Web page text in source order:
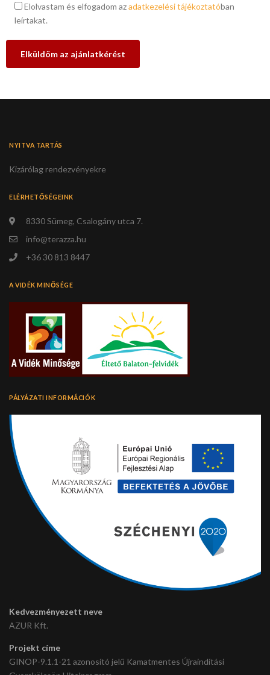
Elolvastam és elfogadom azadatkezelési tájékoztatóban
leírtakat.
NYITVA TARTÁS
Kizárólag rendezvényekre
ELÉRHETŐSÉGEINK
8330 Sümeg, Csalogány utca 7.
info@terazza.hu
+36 30 813 8447
A VIDÉK MINŐSÉGE
PÁLYÁZATI INFORMÁCIÓK
Kedvezményezett neve
AZUR Kft.
Projekt címe
GINOP-9.1.1-21 azonosító jelű Kamatmentes Újraindítási